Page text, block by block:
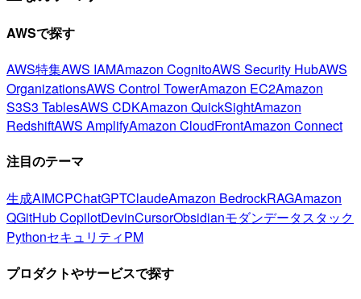
AWSで探す
AWS特集AWS IAMAmazon CognitoAWS Security HubAWS
OrganizationsAWS Control TowerAmazon EC2Amazon
S3S3 TablesAWS CDKAmazon QuickSightAmazon
RedshiftAWS AmplifyAmazon CloudFrontAmazon Connect
注目のテーマ
生成AIMCPChatGPTClaudeAmazon BedrockRAGAmazon
QGitHub CopilotDevinCursorObsidianモダンデータスタック
PythonセキュリティPM
プロダクトやサービスで探す